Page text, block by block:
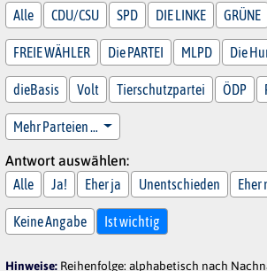
Alle
CDU/CSU SPD DIE LINKE GRÜNE
FREIE WÄHLER Die PARTEI MLPD Die
dieBasis Volt Tierschutzpartei ÖDP
Mehr Parteien …
Antwort auswählen:
Alle
Ja! Eher ja Unentschieden Eher
Keine Angabe Ist wichtig
Hinweise: Reihenfolge: alphabetisch nach